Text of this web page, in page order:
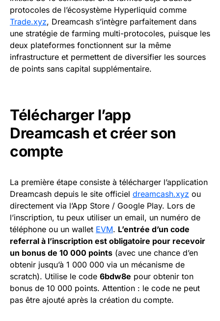
protocoles de l’écosystème Hyperliquid comme
Trade.xyz, Dreamcash s’intègre parfaitement dans
une stratégie de farming multi-protocoles, puisque les
deux plateformes fonctionnent sur la même
infrastructure et permettent de diversifier les sources
de points sans capital supplémentaire.
Télécharger l’app
Dreamcash et créer son
compte
La première étape consiste à télécharger l’application
Dreamcash depuis le site officiel dreamcash.xyz ou
directement via l’App Store / Google Play. Lors de
l’inscription, tu peux utiliser un email, un numéro de
téléphone ou un wallet EVM. L’entrée d’un code
referral à l’inscription est obligatoire pour recevoir
un bonus de 10 000 points (avec une chance d’en
obtenir jusqu’à 1 000 000 via un mécanisme de
scratch). Utilise le code 6bdw8e pour obtenir ton
bonus de 10 000 points. Attention : le code ne peut
pas être ajouté après la création du compte.